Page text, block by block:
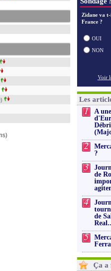
Zidane va t-
France ?
OUI
NON
Voir
Les
1
A
2
?
3
de
4
de
5
Ça a